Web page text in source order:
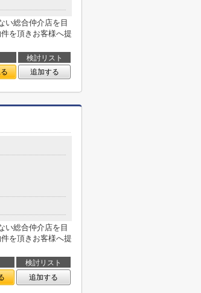
い総合仲介店を目
を頂きお客様へ提
検討リスト
追加する
い総合仲介店を目
を頂きお客様へ提
検討リスト
追加する